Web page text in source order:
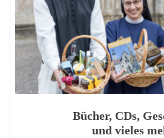
Bücher, CDs,
und vieles